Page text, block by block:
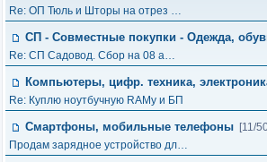
Re: ОП Тюль и Шторы на отрез …
СП - Совместные покупки - Одежда,
Re: СП Садовод. Сбор на 08 а…
Компьютеры, цифр. техника,
Re: Куплю ноутбучную RAMу и БП
Смартфоны, мобильные телефоны [11/
Продам зарядное устройство дл…